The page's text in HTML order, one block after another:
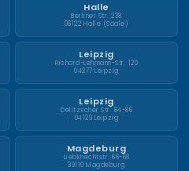
Halle
Berliner Str. 238
06122 Halle (Saale)
Leipzig
Richard-Lehmann-Str. 120
04277 Leipzig
Leipzig
Delitzscher Str. 84-86
04129 Leipzig
Magdeburg
Liebknechtstr. 66-68
39110 Magdeburg